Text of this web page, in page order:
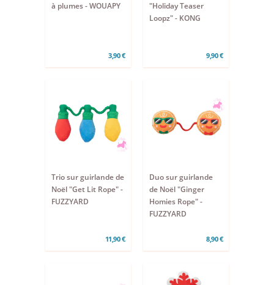
à plumes - WOUAPY
3,90 €
"Holiday Teaser
Loopz" - KONG
9,90 €
Trio sur guirlande de
Noël "Get Lit Rope" -
FUZZYARD
11,90 €
Duo sur guirlande
de Noël "Ginger
Homies Rope" -
FUZZYARD
8,90 €